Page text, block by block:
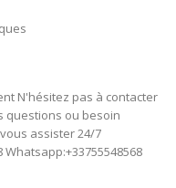
N'hésitez pas à contacter
questions ou besoin
assister 24/7